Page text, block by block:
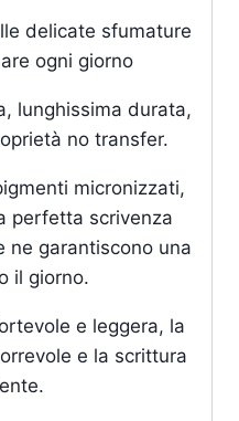
delicate sfumature
ogni giorno
lunghissima durata,
no transfer.
micronizzati,
perfetta scrivenza
ne garantiscono una
il giorno.
e leggera, la
e la scrittura